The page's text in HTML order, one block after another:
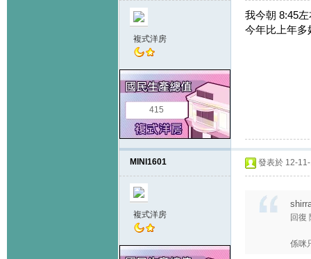
複式洋房
415
我今朝 8:45
今年比上年多
MINI1601
複式洋房
發表於 12-
回復
係咪